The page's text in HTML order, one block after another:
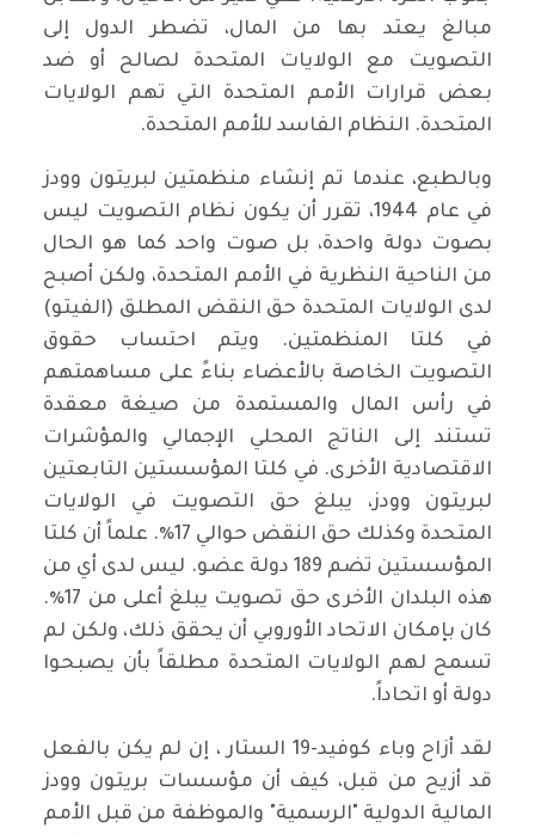
مبالغ يعتد بها من المال، تضطر الدول إلى
التصويت مع الولايات المتحدة لصالح أو ضد
بعض قرارات الأمم المتحدة التي تهم الولايات
المتحدة. النظام الفاسد للأمم المتحدة.
وبالطبع، عندما تم إنشاء منظمتين لبريتون وودز
في عام 1944، تقرر أن يكون نظام التصويت ليس
بصوت دولة واحدة، بل صوت واحد كما هو الحال
من الناحية النظرية في الأمم المتحدة، ولكن أصبح
لدى الولايات المتحدة حق النقض المطلق (الفيتو)
في كلتا المنظمتين. ويتم احتساب حقوق
التصويت الخاصة بالأعضاء بناءً على مساهمتهم
في رأس المال والمستمدة من صيغة معقدة
تستند إلى الناتج المحلي الإجمالي والمؤشرات
الاقتصادية الأخرى. في كلتا المؤسستين التابعتين
لبريتون وودز، يبلغ حق التصويت في الولايات
المتحدة وكذلك حق النقض حوالي 17٪. علماً أن كلتا
المؤسستين تضم 189 دولة عضو. ليس لدى أي من
هذه البلدان الأخرى حق تصويت يبلغ أعلى من 17٪.
كان بإمكان الاتحاد الأوروبي أن يحقق ذلك، ولكن لم
تسمح لهم الولايات المتحدة مطلقاً بأن يصبحوا
دولة أو اتحاداً.
لقد أزاح وباء كوفيد-19 الستار ، إن لم يكن بالفعل
قد أزيح من قبل، كيف أن مؤسسات بريتون وودز
المالية الدولية "الرسمية" والموظفة من قبل الأمم